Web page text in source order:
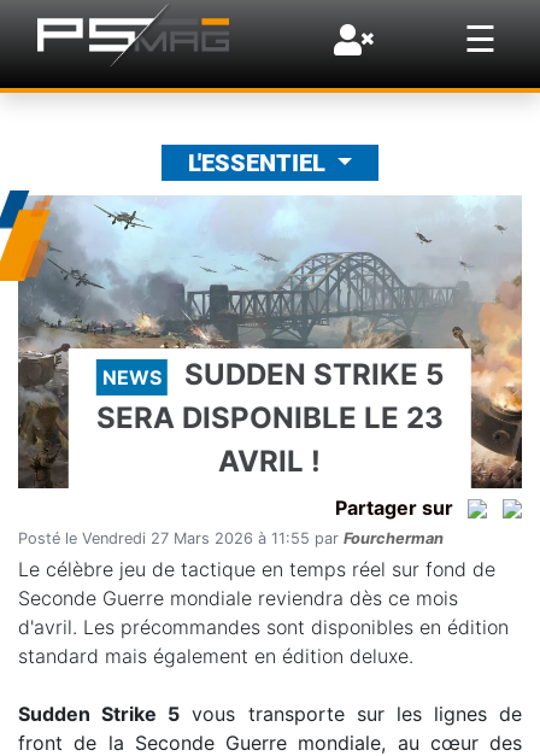
☰
×
L'ESSENTIEL
NEWS
SUDDEN STRIKE 5
SERA DISPONIBLE LE 23
AVRIL !
Partager sur
Posté le Vendredi 27 Mars 2026 à 11:55 par Fourcherman
Le célèbre jeu de tactique en temps réel sur fond de
Seconde Guerre mondiale reviendra dès ce mois
d'avril. Les précommandes sont disponibles en édition
standard mais également en édition deluxe.
Sudden Strike 5 vous transporte sur les lignes de
front de la Seconde Guerre mondiale, au cœur des